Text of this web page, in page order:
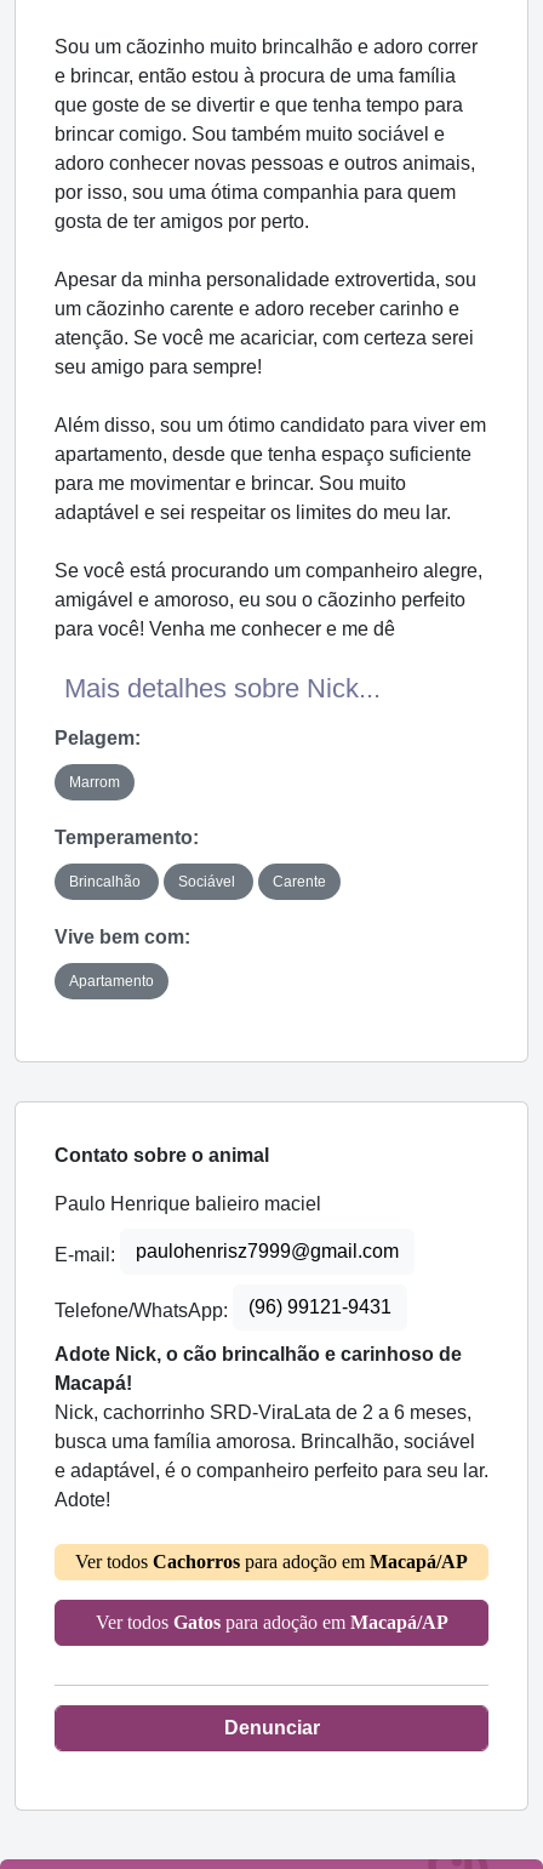
Sou um cãozinho muito brincalhão e adoro correr
e brincar, então estou à procura de uma família
que goste de se divertir e que tenha tempo para
brincar comigo. Sou também muito sociável e
adoro conhecer novas pessoas e outros animais,
por isso, sou uma ótima companhia para quem
gosta de ter amigos por perto.
Apesar da minha personalidade extrovertida, sou
um cãozinho carente e adoro receber carinho e
atenção. Se você me acariciar, com certeza serei
seu amigo para sempre!
Além disso, sou um ótimo candidato para viver em
apartamento, desde que tenha espaço suficiente
para me movimentar e brincar. Sou muito
adaptável e sei respeitar os limites do meu lar.
Se você está procurando um companheiro alegre,
amigável e amoroso, eu sou o cãozinho perfeito
para você! Venha me conhecer e me dê
Mais detalhes sobre Nick...
Pelagem:
Marrom
Temperamento:
Brincalhão Sociável Carente
Vive bem com:
Apartamento
Contato sobre o animal
Paulo Henrique balieiro maciel
E-mail: paulohenrisz7999@gmail.com
Telefone/WhatsApp: (96) 99121-9431
Adote Nick, o cão brincalhão e carinhoso de
Macapá!
Nick, cachorrinho SRD-ViraLata de 2 a 6 meses,
busca uma família amorosa. Brincalhão, sociável
e adaptável, é o companheiro perfeito para seu lar.
Adote!
Ver todos Cachorros para adoção em Macapá/AP
Ver todos Gatospara adoção em Macapá/AP
Denunciar